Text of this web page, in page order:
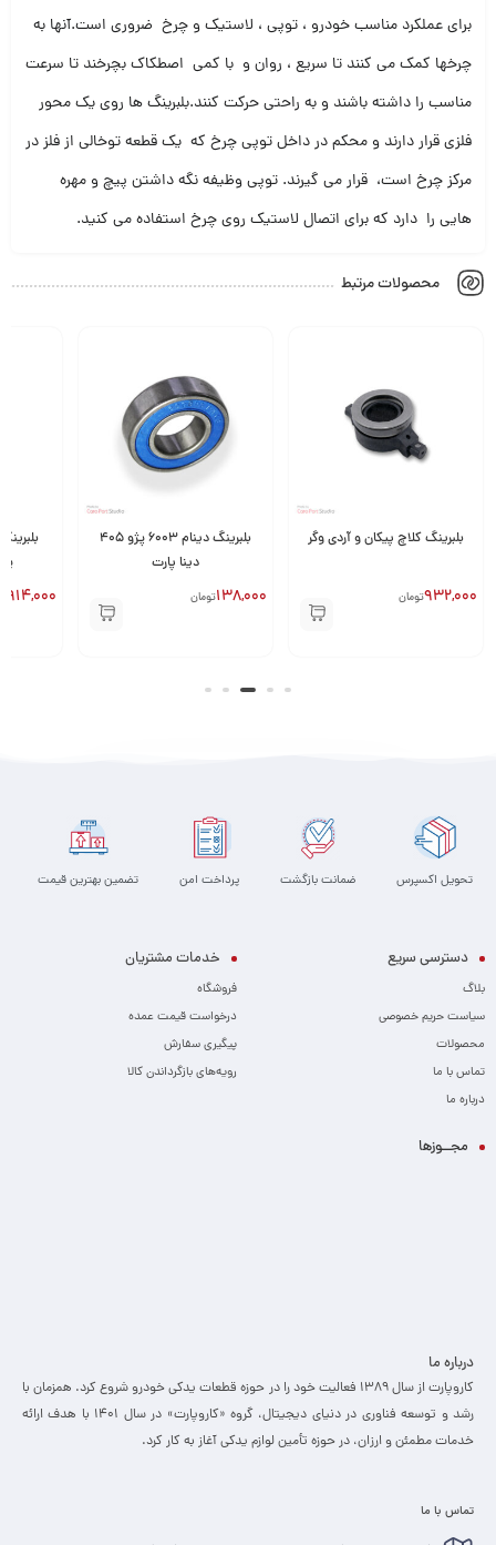
برای عملکرد مناسب خودرو ، توپی ، لاستیک و چرخ ضروری است.آنها به
چرخها کمک می کنند تا سریع ، روان و با کمی اصطکاک بچرخند تا سرعت
مناسب را داشته باشند و به راحتی حرکت کنند.بلبرینگ ها روی یک محور
فلزی قرار دارند و محکم در داخل توپی چرخ که یک قطعه توخالی از فلز در
مرکز چرخ است، قرار می گیرند. توپی وظیفه نگه داشتن پیچ و مهره
هایی را دارد که برای اتصال لاستیک روی چرخ استفاده می کنید.
محصولات مرتبط
بلبرینگ دینام 6003 پژو 405
138,000تومان
بلبرینگ تسمه تایم پژو 405
یونیکس دینا پارت
914,000تومان 250,000
تحویل اکسپرس ضمانت بازگشت پرداخت امن تضمین بهترین قیمت
دسترسی سریع
بلاگ
سیاست حریم خصوصی
محصولات
تماس با ما
درباره ما
خدمات مشتریان
فروشگاه
درخواست قیمت عمده
پیگیری سفارش
رویه‌های بازگرداندن کالا
مجــوزها
درباره ما
کاروپارت از سال ۱۳۸۹ فعالیت خود را در حوزه قطعات یدکی خودرو شروع کرد. همزمان با
رشد و توسعه فناوری در دنیای دیجیتال، گروه «کاروپارت» در سال ۱۴۰۱ با هدف ارائه
خدمات مطمئن و ارزان، ­در حوزه تأمین لوازم یدکی آغاز به کار کرد.
تماس با ما